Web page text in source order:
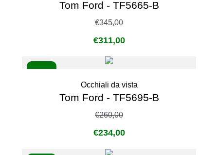
Tom Ford - TF5665-B
€345,00
€311,00
Occhiali da vista
Tom Ford - TF5695-B
€260,00
€234,00